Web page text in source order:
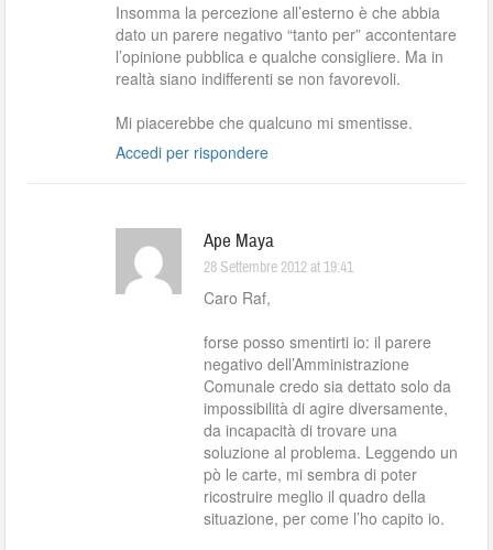
Insomma la percezione all’esterno è che abbia
dato un parere negativo “tanto per” accontentare
l’opinione pubblica e qualche consigliere. Ma in
realtà siano indifferenti se non favorevoli.
Mi piacerebbe che qualcuno mi smentisse.
Accedi per rispondere
Ape Maya
28 Settembre 2012 at 19:41
Caro Raf,
forse posso smentirti io: il parere
negativo dell’Amministrazione
Comunale credo sia dettato solo da
impossibilità di agire diversamente,
da incapacità di trovare una
soluzione al problema. Leggendo un
pò le carte, mi sembra di poter
ricostruire meglio il quadro della
situazione, per come l’ho capito io.